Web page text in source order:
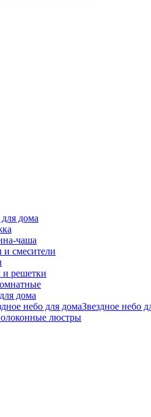
дома
чаша
смесители
решетки
дома
Звездное небо
люстры